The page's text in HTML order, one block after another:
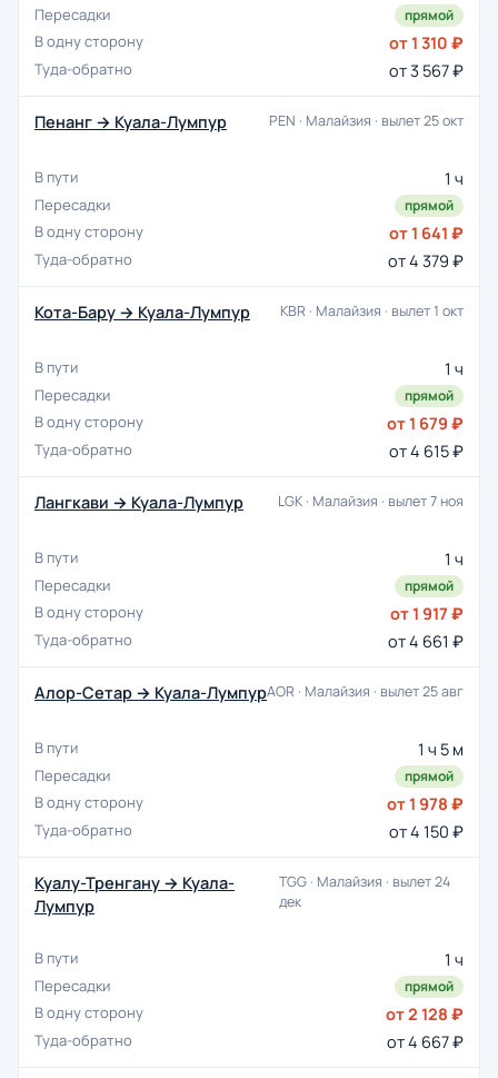
прямой
от 1 310 ₽
от 3 567 ₽
Пенанг → Куала-Лумпур PEN · Малайзия · вылет 25 окт
1 ч
прямой
от 1 641 ₽
от 4 379 ₽
Кота-Бару → Куала-Лумпур KBR · Малайзия · вылет 1 окт
1 ч
прямой
от 1 679 ₽
от 4 615 ₽
Лангкави → Куала-Лумпур LGK · Малайзия · вылет 7 ноя
1 ч
прямой
от 1 917 ₽
от 4 661 ₽
Алор-Сетар → Куала-ЛумпурAOR · Малайзия · вылет 25 авг
1 ч 5 м
прямой
от 1 978 ₽
от 4 150 ₽
Куалу-Тренгану → Куала-
Лумпур
TGG · Малайзия · вылет 24
дек
1 ч
прямой
от 2 128 ₽
от 4 667 ₽